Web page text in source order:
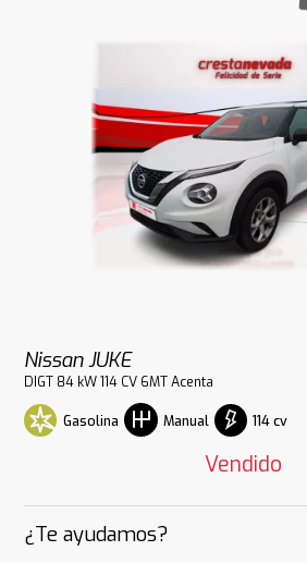
Nissan JUKE
DIGT 84 kW 114 CV 6MT Acenta
Gasolina Manual 114 cv
Vendido
¿Te ayudamos?